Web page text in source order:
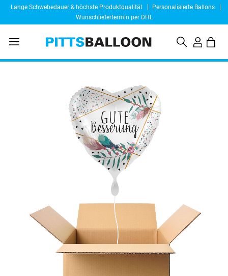
Lange Schwebedauer & höchste Produktqualität
Personalisierte Ballons
Wunschliefertermin per DHL